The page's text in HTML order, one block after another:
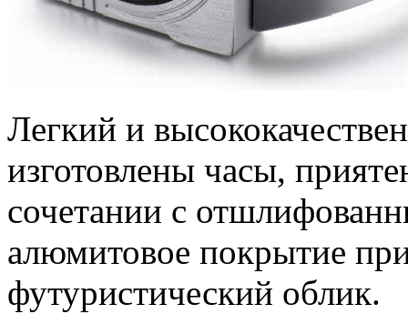
Легкий и
изготовлены часы,
сочетании с
алюмитовое покрытие
футуристический облик.